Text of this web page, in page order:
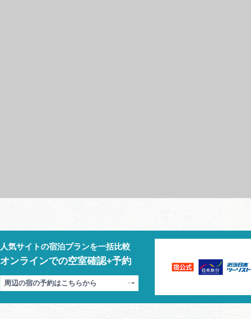
人気サイトの宿泊プランを一括比較
オンラインでの空室確認+予約
周辺の宿の予約はこちらから